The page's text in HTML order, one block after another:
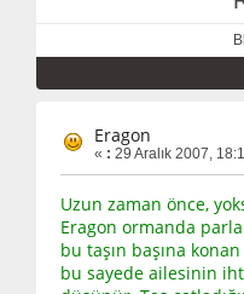
Eragon
« : 29 Aralık 2007,
Uzun zaman önce,
Eragon ormanda
bu taşın başına
bu sayede ailesinin